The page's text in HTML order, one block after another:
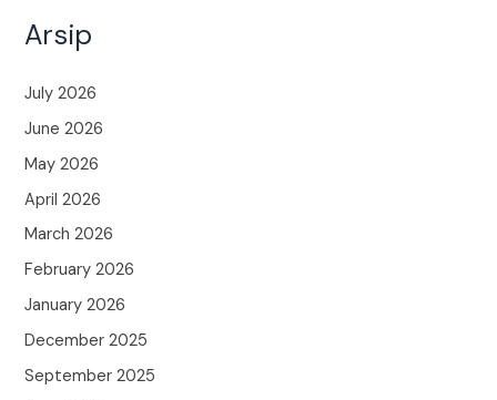
Arsip
July 2026
June 2026
May 2026
April 2026
March 2026
February 2026
January 2026
December 2025
September 2025